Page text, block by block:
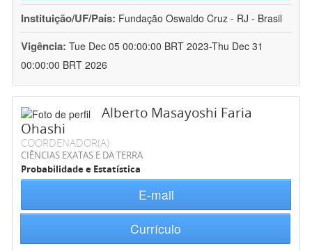
Instituição/UF/País: Fundação Oswaldo Cruz - RJ - Brasil
Vigência: Tue Dec 05 00:00:00 BRT 2023-Thu Dec 31
00:00:00 BRT 2026
Alberto Masayoshi Faria
Ohashi
COORDENADOR(A)
CIÊNCIAS EXATAS E DA TERRA
Probabilidade e Estatística
E-mail
Currículo